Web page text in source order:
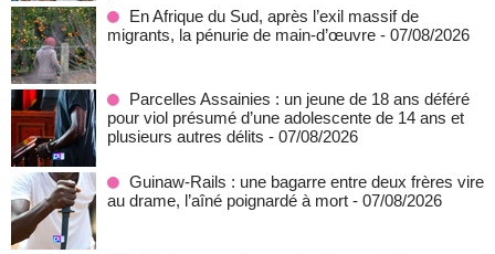
En Afrique du Sud, après l’exil massif de
migrants, la pénurie de main-d’œuvre - 07/08/2026
Parcelles Assainies : un jeune de 18 ans déféré
pour viol présumé d’une adolescente de 14 ans et
plusieurs autres délits - 07/08/2026
Guinaw-Rails : une bagarre entre deux frères vire
au drame, l’aîné poignardé à mort - 07/08/2026